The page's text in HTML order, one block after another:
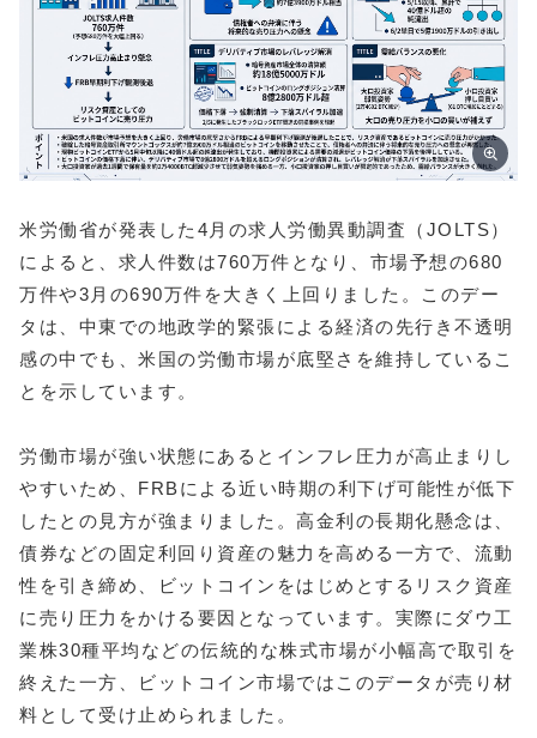
米労働省が発表した4月の求人労働異動調査（JOLTS）
によると、求人件数は760万件となり、市場予想の680
万件や3月の690万件を大きく上回りました。このデー
タは、中東での地政学的緊張による経済の先行き不透明
感の中でも、米国の労働市場が底堅さを維持しているこ
とを示しています。
労働市場が強い状態にあるとインフレ圧力が高止まりし
やすいため、FRBによる近い時期の利下げ可能性が低下
したとの見方が強まりました。高金利の長期化懸念は、
債券などの固定利回り資産の魅力を高める一方で、流動
性を引き締め、ビットコインをはじめとするリスク資産
に売り圧力をかける要因となっています。実際にダウ工
業株30種平均などの伝統的な株式市場が小幅高で取引を
終えた一方、ビットコイン市場ではこのデータが売り材
料として受け止められました。